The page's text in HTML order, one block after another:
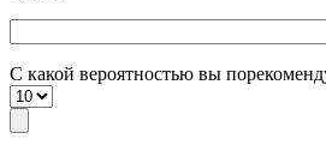
С какой вероятностью вы